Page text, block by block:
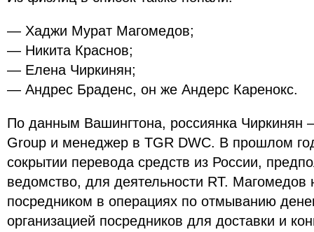
— Хаджи Мурат Магомедов;
— Никита Краснов;
— Елена Чиркинян;
— Андрес Браденс, он же Андерс Каренокс.
По данным Вашингтона, россиянка
Group и менеджер в TGR DWC. В прошлом
сокрытии перевода средств из России,
ведомство, для деятельности RT. Магомедов
посредником в операциях по отмыванию
организацией посредников для доставки и